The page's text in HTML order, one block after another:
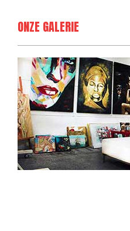
ONZE GALERIE